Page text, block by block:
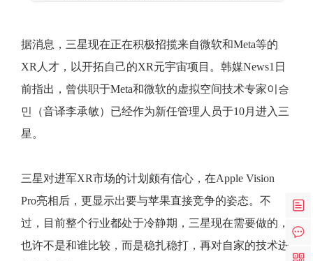
据消息，三星现在正在积极招揽来自微软和Meta等的
XR人才，以开拓自己的XR元宇宙项目。韩媒News1日
前指出，曾供职于Meta和微软的虚拟空间技术专家이승
민（音译李承敏）已经作为新任管理人员于10月进入三
星。
三星对进军XR市场的计划颇有信心，在Apple Vision
Pro亮相后，更显示出要与苹果直接竞争的姿态。不
过，目前整个行业都处于冷静期，三星现在需要做的，
也许不是和谁比较，而是稳扎稳打，再对自家的技术进